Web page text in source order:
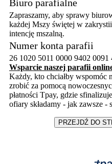
Biuro parafialne
Zapraszamy, aby sprawy
każdej Mszy świętej w
intencję mszalną.
Numer konta parafii
26 1020 5011 0000 9402 0091
Wsparcie naszej parafii
Każdy, kto chciałby wspomóc
zrobić za pomocą
płatności Tpay, gdzie
ofiary składamy - jak zawsze -
PRZEJDŹ DO